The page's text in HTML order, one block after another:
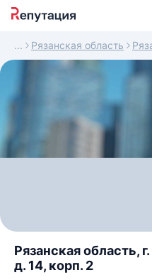
Рязанская область
Рязанская область,
д. 14, корп. 2